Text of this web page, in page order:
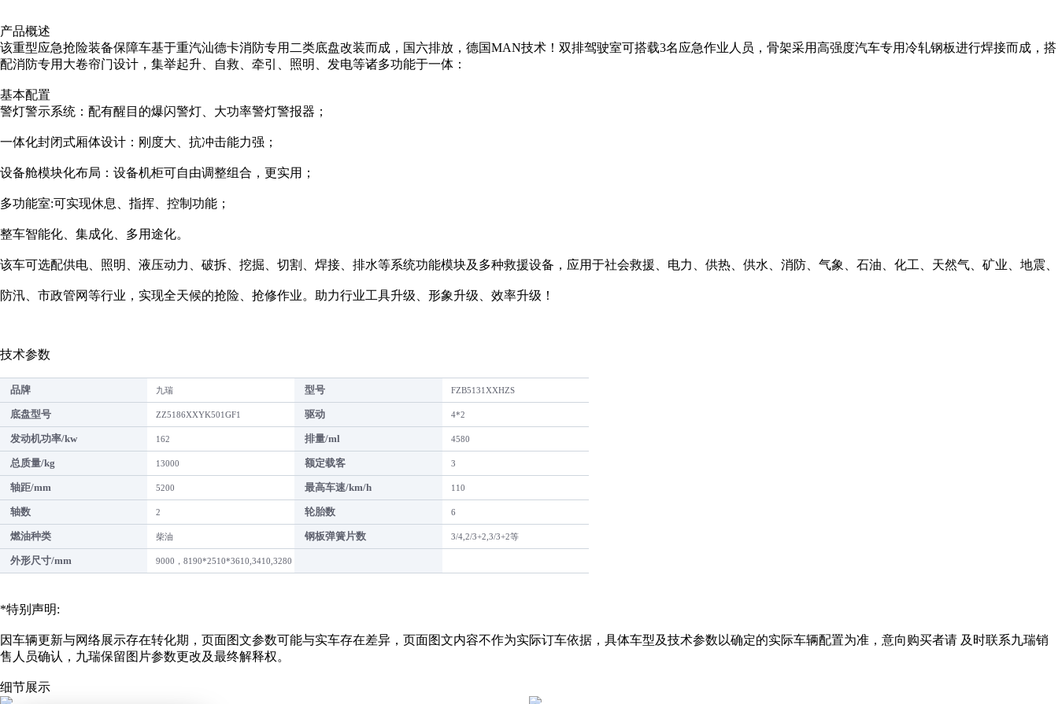
产品概述
该重型应急抢险装备保障车基于重汽汕德卡消防专用二类底盘改装而成，国六排放，德国MAN技术！双排驾驶室可搭载3名应急作业人员，骨架采用高强度汽车专用冷轧钢板进行焊接而成，搭
配消防专用大卷帘门设计，集举起升、自救、牵引、照明、发电等诸多功能于一体：
基本配置
警灯警示系统：配有醒目的爆闪警灯、大功率警灯警报器；
一体化封闭式厢体设计：刚度大、抗冲击能力强；
设备舱模块化布局：设备机柜可自由调整组合，更实用；
多功能室:可实现休息、指挥、控制功能；
整车智能化、集成化、多用途化。
该车可选配供电、照明、液压动力、破拆、挖掘、切割、焊接、排水等系统功能模块及多种救援设备，应用于社会救援、电力、供热、供水、消防、气象、石油、化工、天然气、矿业、地震、
防汛、市政管网等行业，实现全天候的抢险、抢修作业。助力行业工具升级、形象升级、效率升级！
技术参数
品牌 九瑞 型号 FZB5131XXHZS
底盘型号 ZZ5186XXYK501GF1 驱动 4*2
发动机功率/kw 162 排量/ml 4580
总质量/kg 13000 额定载客 3
轴距/mm 5200 最高车速/km/h 110
轴数 2 轮胎数 6
燃油种类 柴油 钢板弹簧片数 3/4,2/3+2,3/3+2等
外形尺寸/mm 9000，8190*2510*3610,3410,3280
*特别声明:
因车辆更新与网络展示存在转化期，页面图文参数可能与实车存在差异，页面图文内容不作为实际订车依据，具体车型及技术参数以确定的实际车辆配置为准，意向购买者请 及时联系九瑞销
售人员确认，九瑞保留图片参数更改及最终解释权。
细节展示